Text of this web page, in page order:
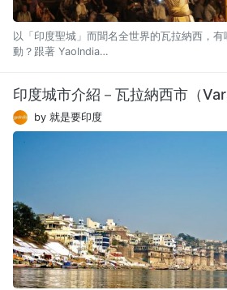
以「印度聖城」而聞名全世界的瓦拉納西，
動？跟著 YaoIndia…
印度城市介紹－瓦拉納西市（
by 就是要印度